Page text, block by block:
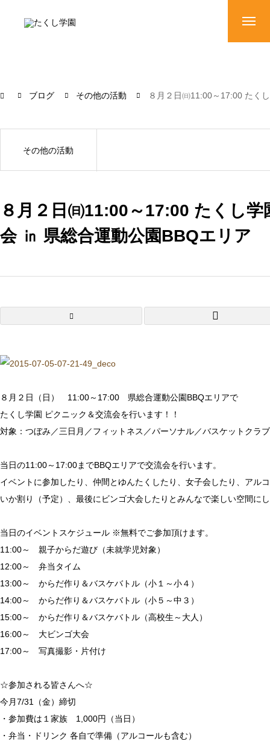
ブログ その他の活動 ８月２日㈰11:00～17:00 たく
その他の活動
８月２日㈰11:00～17:00 たくし
会 ㏌ 県総合運動公園BBQエリア
８月２日（日） 11:00～17:00 県総合運動公園BBQエリアで
たくし学園 ピクニック＆交流会を行います！！
対象：つぼみ／三日月／フィットネス／パーソナル／バスケットクラ
当日の11:00～17:00までBBQエリアで交流会を行います。
イベントに参加したり、仲間とゆんたくしたり、女子会したり、アル
いか割り（予定）、最後にビンゴ大会したりとみんなで楽しい空間に
当日のイベントスケジュール ※無料でご参加頂けます。
11:00～ 親子からだ遊び（未就学児対象）
12:00～ 弁当タイム
13:00～ からだ作り＆バスケバトル（小１～小４）
14:00～ からだ作り＆バスケバトル（小５～中３）
15:00～ からだ作り＆バスケバトル（高校生～大人）
16:00～ 大ビンゴ大会
17:00～ 写真撮影・片付け
☆参加される皆さんへ☆
今月7/31（金）締切
・参加費は１家族 1,000円（当日）
・弁当・ドリンク 各自で準備（アルコールも含む）